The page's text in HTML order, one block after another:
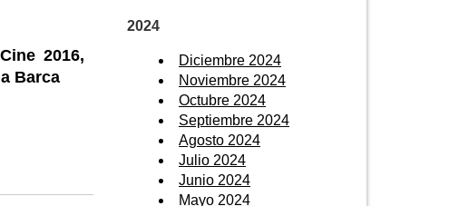
2016,
Barca
2024
Diciembre 2024
Noviembre 2024
Octubre 2024
Septiembre 2024
Agosto 2024
Julio 2024
Junio 2024
Mayo 2024